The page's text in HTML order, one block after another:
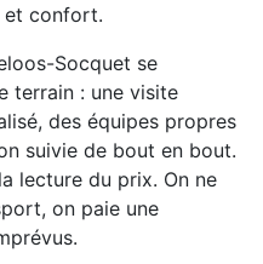
et confort.
Socquet se
terrain : une visite
des équipes propres
suivie de bout en bout.
lecture du prix. On ne
on paie une